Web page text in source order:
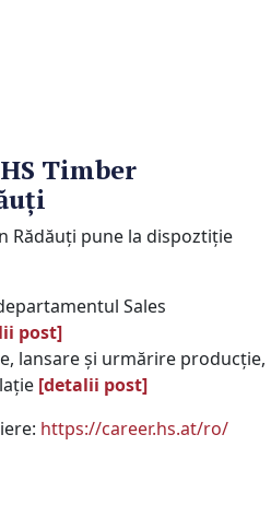
Timber
Rădăuți pune la dispoztiţie
Sales
post]
lansare și urmărire producție,
[detalii post]
https://career.hs.at/ro/